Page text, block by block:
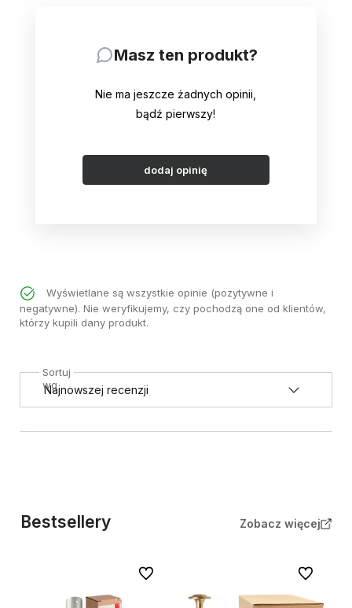
Masz ten produkt?
Nie ma jeszcze żadnych opinii,
bądź pierwszy!
dodaj opinię
Wyświetlane są wszystkie opinie (pozytywne i
negatywne). Nie weryfikujemy, czy pochodzą one od klientów,
którzy kupili dany produkt.
Sortuj
wg
Bestsellery Zobacz więcej
Do ulubionych Do